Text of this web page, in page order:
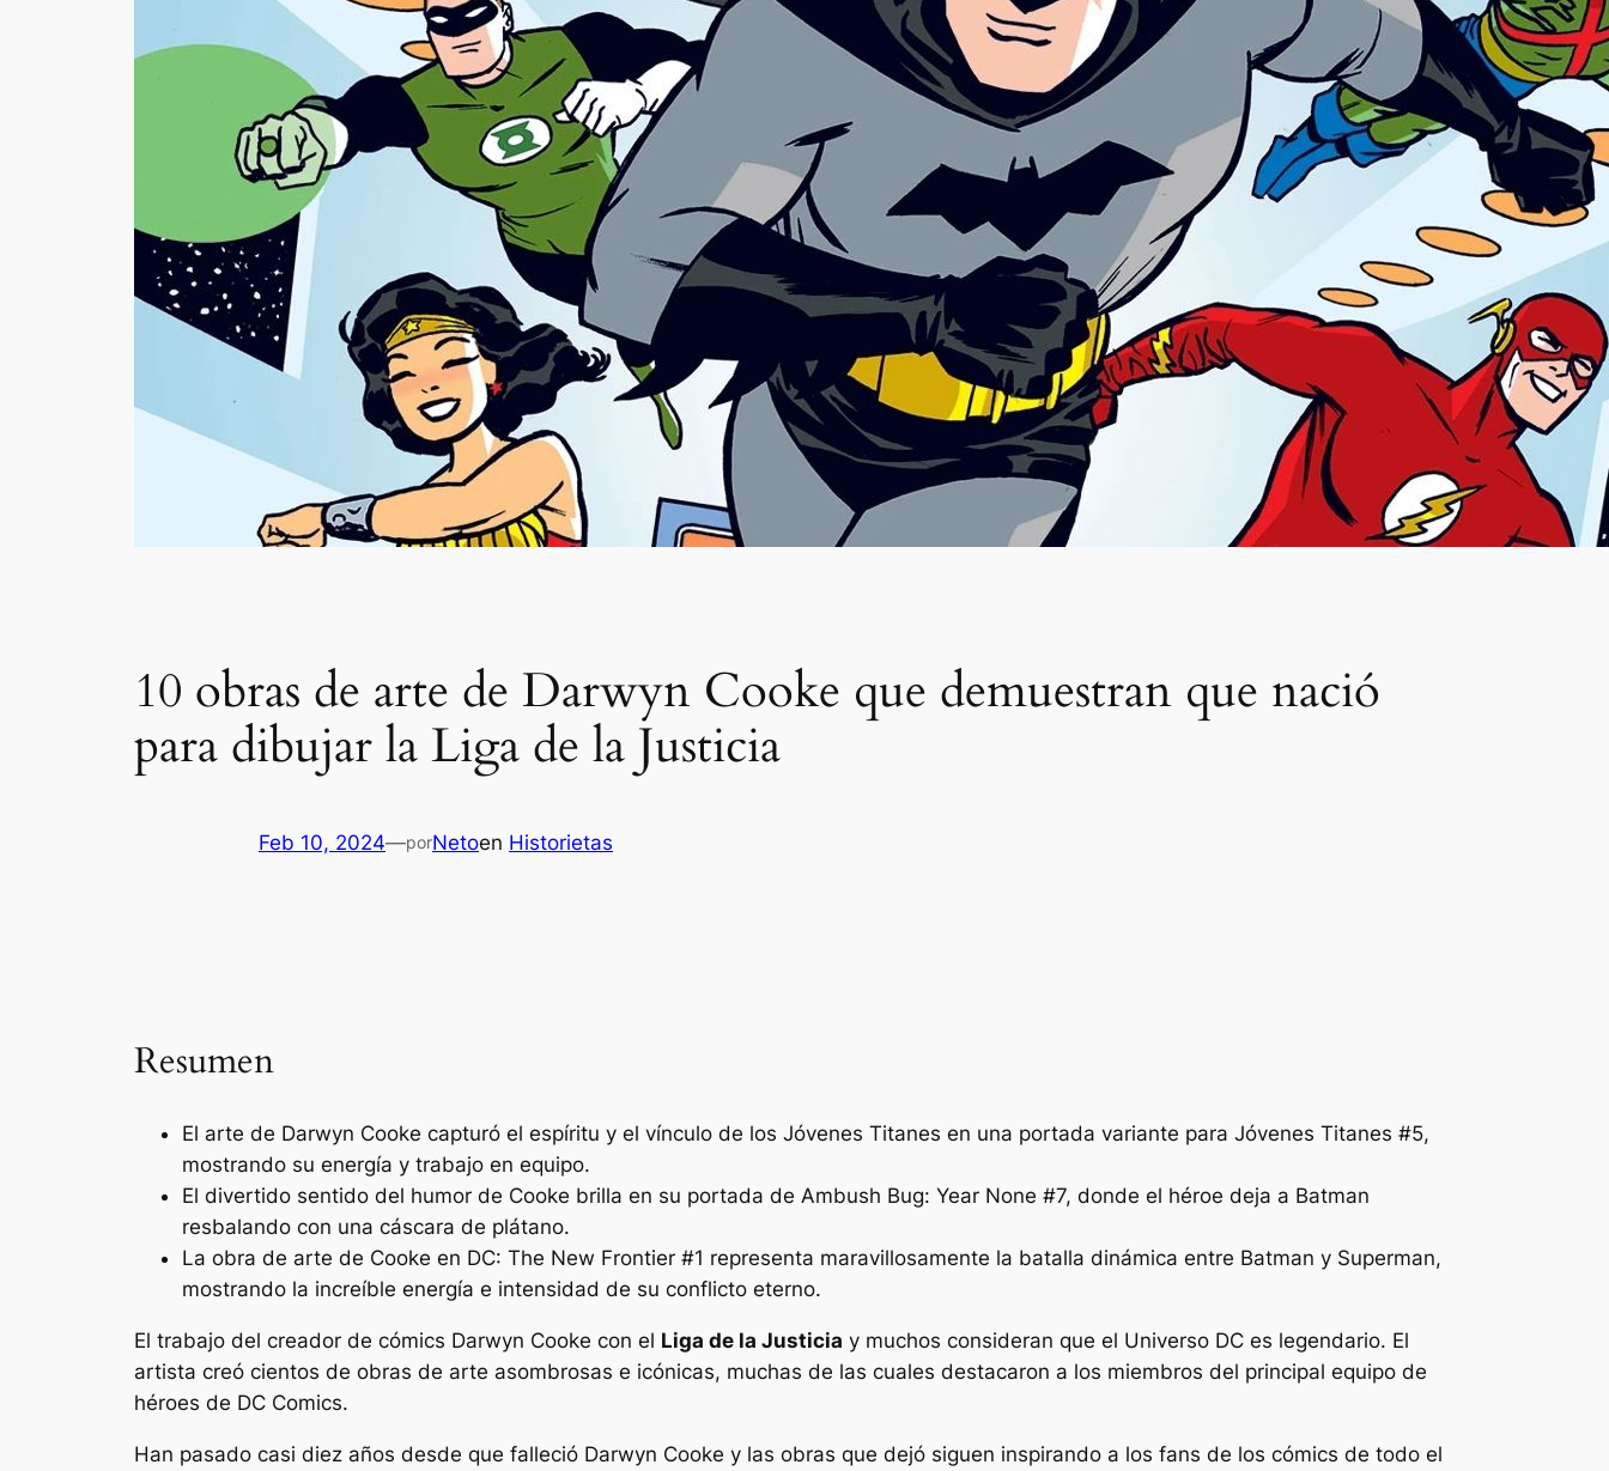
10 obras de arte de Darwyn Cooke que demuestran que nació
para dibujar la Liga de la Justicia
Feb 10, 2024—porNetoen Historietas
Resumen
El arte de Darwyn Cooke capturó el espíritu y el vínculo de los Jóvenes Titanes en una portada variante para Jóvenes Titanes #5,
mostrando su energía y trabajo en equipo.
El divertido sentido del humor de Cooke brilla en su portada de Ambush Bug: Year None #7, donde el héroe deja a Batman
resbalando con una cáscara de plátano.
La obra de arte de Cooke en DC: The New Frontier #1 representa maravillosamente la batalla dinámica entre Batman y Superman,
mostrando la increíble energía e intensidad de su conflicto eterno.
El trabajo del creador de cómics Darwyn Cooke con el Liga de la Justicia y muchos consideran que el Universo DC es legendario. El
artista creó cientos de obras de arte asombrosas e icónicas, muchas de las cuales destacaron a los miembros del principal equipo de
héroes de DC Comics.
Han pasado casi diez años desde que falleció Darwyn Cooke y las obras que dejó siguen inspirando a los fans de los cómics de todo el